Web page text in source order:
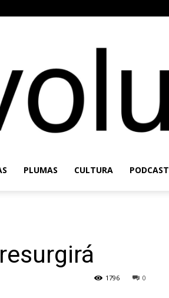
Evolución
PLUMAS CULTURA PODCAST
0
1796